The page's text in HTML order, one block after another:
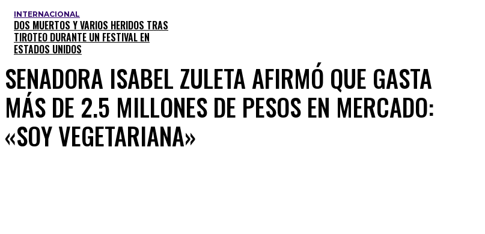
INTERNACIONAL
DOS MUERTOS Y VARIOS HERIDOS TRAS
TIROTEO DURANTE UN FESTIVAL EN
ESTADOS UNIDOS
SENADORA ISABEL ZULETA AFIRMÓ QUE GASTA
MÁS DE 2.5 MILLONES DE PESOS EN MERCADO:
«SOY VEGETARIANA»